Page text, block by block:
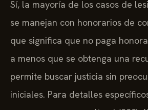
Sí, la mayoría de los casos de
se manejan con honorarios de
que significa que no paga
a menos que se obtenga una
permite buscar justicia sin
iniciales. Para detalles